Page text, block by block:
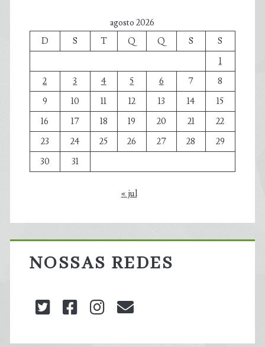
agosto 2026
D
S T Q Q S
S
1
2
3 4 5 6 7
8
9
10 11 12 13 14
15
16
17 18 19 20 21
22
23
24 25 26 27 28
29
30
31
« jul
NOSSAS REDES
twitterfacebookinstagram